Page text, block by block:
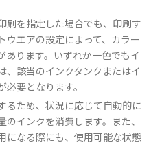
刷を指定した場合でも、印刷す
ウエアの設定によって、カラー
あります。いずれか一色でもイ
、該当のインクタンクまたはイ
要となります。
るため、状況に応じて自動的に
インクを消費します。また、
になる際にも、使用可能な状態